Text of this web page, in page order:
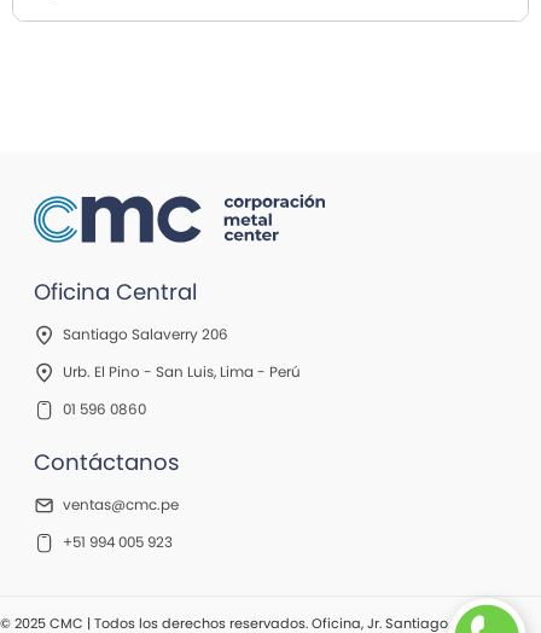
Oficina Central
Santiago Salaverry 206
Urb. El Pino - San Luis, Lima - Perú
01 596 0860
Contáctanos
ventas@cmc.pe
+51 994 005 923
© 2025 CMC | Todos los derechos reservados. Oficina, Jr. Santiago Salaverry